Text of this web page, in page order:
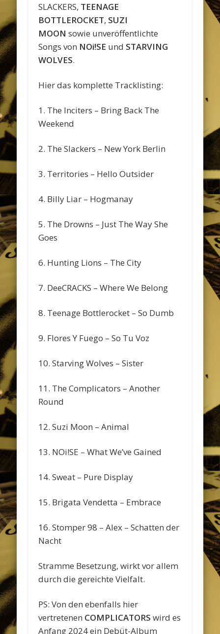
SLACKERS, TEENAGE
BOTTLEROCKET, SUZI
MOON sowie unveröffentlichte
Songs von NOi!SE und STARVING
WOLVES.
Hier das komplette Tracklisting:
1. The Inciters – Bring Back The
Weekend
2. The Slackers – New York Berlin
3. Territories – Hello Outsider
4. Billy Liar – Hogmanay
5. The Drowns – Just The Way She
Goes
6. Hunting Lions – The City
7. DeeCRACKS – Where We Belong
8. Teenage Bottlerocket – So Dumb
9. Flores Y Fuego – So Tu Voz
10. Starving Wolves – Sister
11. The Complicators – Another
Round
12. Suzi Moon – Animal
13. NOi!SE – What We’ve Gained
14. Sweat – Pure Display
15. Brigata Vendetta – Embrace
16. Stomper 98 – Alex – Schatten der
Nacht
Stramme Besetzung, wirkt vor allem
durch die gereichte Vielfalt.
PS: Von den ebenfalls hier
vertretenen COMPLICATORS wird es
Anfang 2024 ein Debüt-Album